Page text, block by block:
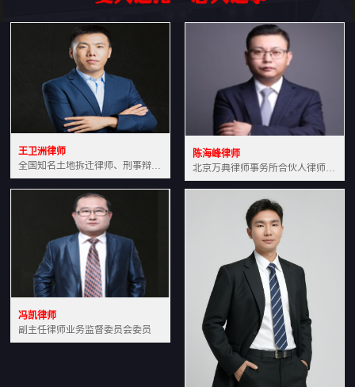
王卫洲律师
全国知名土地拆迁律师、刑事辩护律师北京万典律师事务所主任中国法学会会员北京市行政法研究会理事
陈海峰律师
北京万典律师事务所合伙人律师土地房产专业资深律师
冯凯律师
副主任律师业务监督委员会委员